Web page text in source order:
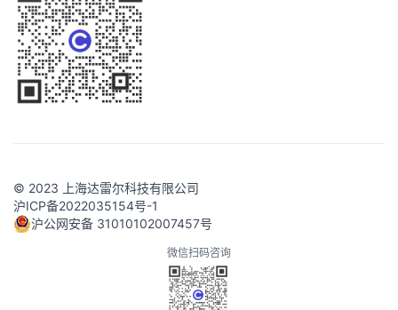
© 2023 上海达雷尔科技有限公司
沪ICP备2022035154号-1
沪公网安备 31010102007457号
微信扫码咨询